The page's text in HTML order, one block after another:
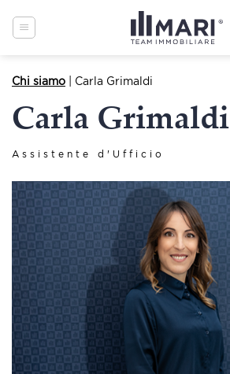
content
Chi siamo | Carla Grimaldi
Carla Grimaldi
Assistente d'Ufficio